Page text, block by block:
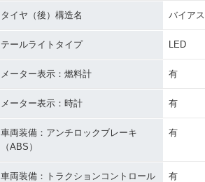
タイヤ（後）構造名 バイアス
テールライトタイプ LED
メーター表示：燃料計 有
メーター表示：時計 有
車両装備：アンチロックブレーキ
（ABS）
有
車両装備：トラクションコントロール 有